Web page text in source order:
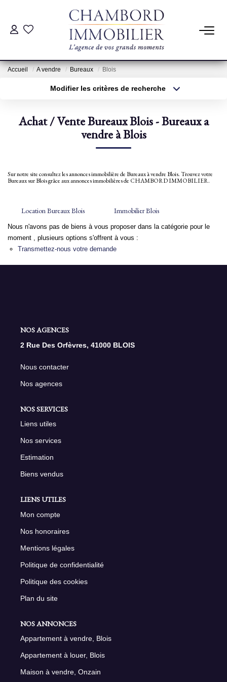
ACHAT
Pré-Estimation
NOS AGENCES
Contact
Accueil A vendre Bureaux Blois
Modifier les critères de recherche
Type de bien
Surface min
Créer une alerte
Achat / Vente Bureaux Blois - Bureaux a
vendre à Blois
Sur notre site consultez les annonces immobilière de Bureaux à vendre Blois. Trouvez votre
Bureaux sur Blois grâce aux annonces immobilières de CHAMBORD IMMOBILIER.
Location Bureaux Blois Immobilier Blois
Nous n'avons pas de biens à vous proposer dans la catégorie pour le
moment , plusieurs options s'offrent à vous :
Transmettez-nous votre demande
NOS AGENCES
2 Rue Des Orfèvres, 41000 BLOIS
Nous contacter
Nos agences
NOS SERVICES
Liens utiles
Nos services
Estimation
Biens vendus
LIENS UTILES
Mon compte
Nos honoraires
Mentions légales
Politique de confidentialité
Politique des cookies
Plan du site
NOS ANNONCES
Appartement à vendre, Blois
Appartement à louer, Blois
Maison à vendre, Onzain